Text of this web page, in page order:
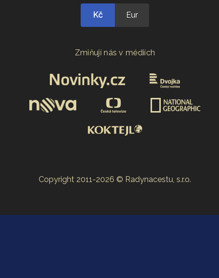
Kč Eur
Zmiňují nás v médiích
Copyright 2011-2026 © Radynacestu, s.r.o.